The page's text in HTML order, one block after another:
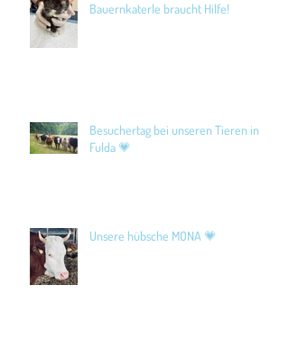
Bauernkaterle braucht Hilfe!
Besuchertag bei unseren Tieren in
Fulda 💗
Unsere hübsche MONA 💗